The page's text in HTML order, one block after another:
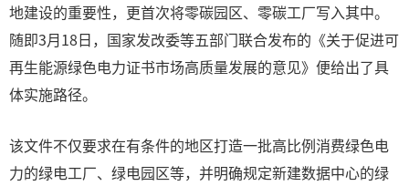
地建设的重要性，更首次将零碳园区、零碳工厂写入其中。
随即3月18日，国家发改委等五部门联合发布的《关于促进可
再生能源绿色电力证书市场高质量发展的意见》便给出了具
体实施路径。
该文件不仅要求在有条件的地区打造一批高比例消费绿色电
力的绿电工厂、绿电园区等，并明确规定新建数据中心的绿